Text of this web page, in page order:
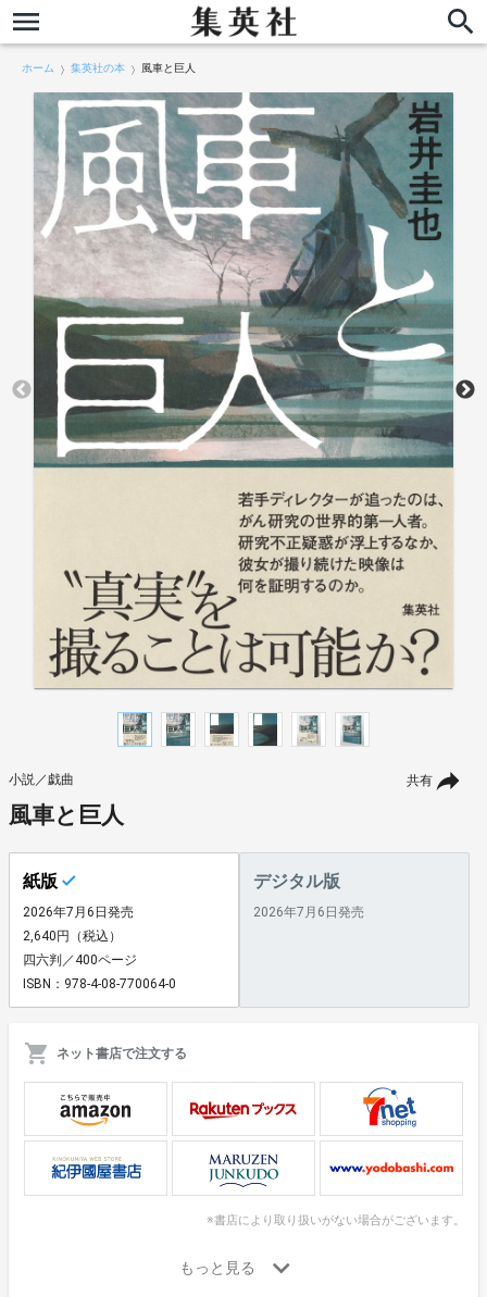
ホーム 集英社の本 風車と巨人
共有
小説／戯曲
風車と巨人
紙版
2026年7月6日発売
2,640円（税込）
四六判／400ページ
ISBN：978-4-08-770064-0
デジタル版
2026年7月6日発売
ネット書店で注文する
※書店により取り扱いがない場合がございます。